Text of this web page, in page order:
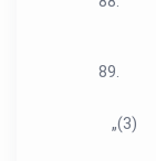
89.
„(3)